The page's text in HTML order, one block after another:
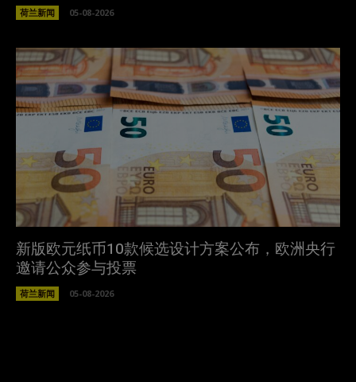
荷兰新闻 05-08-2026
新版欧元纸币10款候选设计方案公布，欧洲央行
邀请公众参与投票
荷兰新闻 05-08-2026